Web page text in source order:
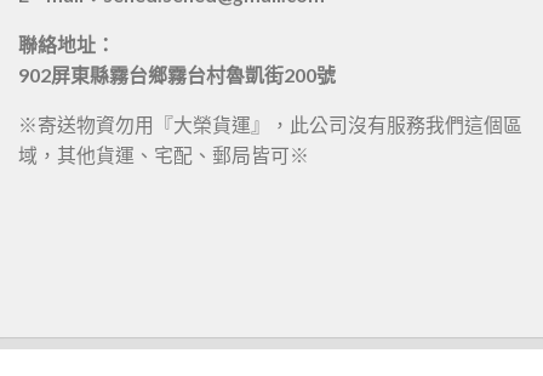
聯絡地址：
902屏東縣霧台鄉霧台村魯凱街200號
※寄送物資勿用『大榮貨運』，此公司沒有服務我們這個區
域，其他貨運、宅配、郵局皆可※